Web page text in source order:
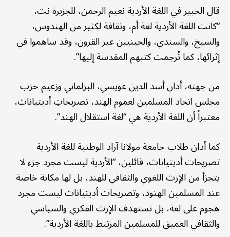
قال الخبير في اللغة الأردية نعيم الرحمن، للجزيرة نت،
“كانت اللغة الأردية لغة أم، وثقافة لكثير من الهندوس،
والسيخ، والسندي، والجينيين عبر القرون، وقد ساهموا في
إثرائها، كما تُرجمت كتبهم المقدسة إليها”.
من جهته، أدان أسد الدين عويسي، البرلماني وزعيم حزب
مجلس اتحاد المسلمين لعموم الهند، تصريحاتِ أديتياناث،
معتبراً أن اللغة الأردية هي “لغة استقلال الهند”.
كما أدان طلاب جامعة مولانا آزاد الوطنية للغة الأردية
تصريحات أديتياناث، قائلين، “الأردية ليست مجرد جزء لا
يتجزأ من الإرث اللغوي والثقافي للهند، بل لها مكانة خاصة
عند المسلمين الهنود، وتصريحات أديتياناث ليست مجرد
هجوم على لغة، بل تستهدف الإرث الفكري والسياسي
والثقافي العميق للمسلمين المرتبط باللغة الأردية”.